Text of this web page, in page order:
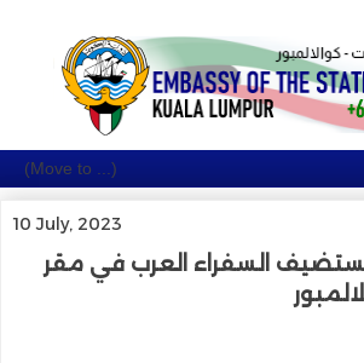
10 July, 2023
السفراء العرب في مقر